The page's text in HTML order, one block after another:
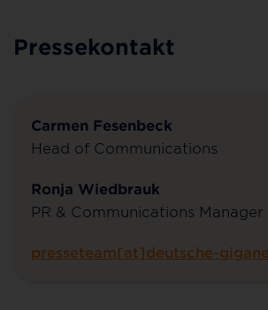
Pressekontakt
Carmen Fesenbeck
Head of Communications
Ronja Wiedbrauk
PR & Communications Manager
presseteam[at]deutsche-